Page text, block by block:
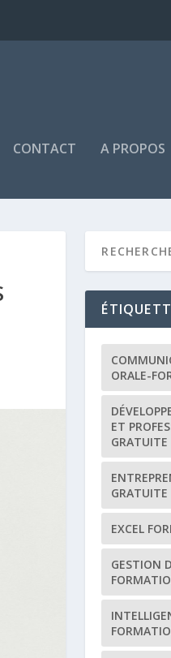
CONTACT A PROPOS
ORALE-
ET
GRATUITE
GRATUITE
EXCEL
GESTION